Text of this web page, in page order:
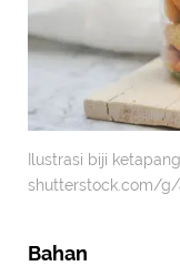
Ilustrasi biji
shutterstock.com/g/
Bahan